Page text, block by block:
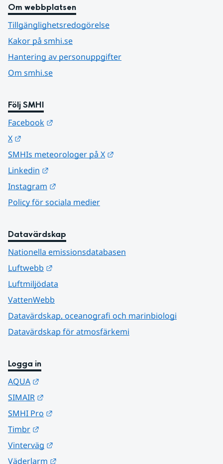
Om webbplatsen
Tillgänglighetsredogörelse
Kakor på smhi.se
Hantering av personuppgifter
Om smhi.se
Följ SMHI
Facebook
X
SMHIs meteorologer på X
Linkedin
Instagram
Policy för sociala medier
Datavärdskap
Nationella emissionsdatabasen
Luftwebb
Luftmiljödata
VattenWebb
Datavärdskap, oceanografi och marinbiologi
Datavärdskap för atmosfärkemi
Logga in
AQUA
SIMAIR
SMHI Pro
Timbr
Vinterväg
Väderlarm